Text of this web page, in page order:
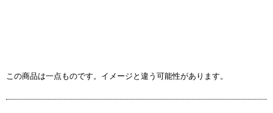
この商品は一点ものです。イメージと違う可能性があります。